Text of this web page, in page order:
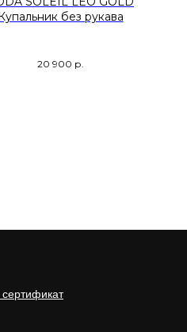
без рукава
20 900 р.